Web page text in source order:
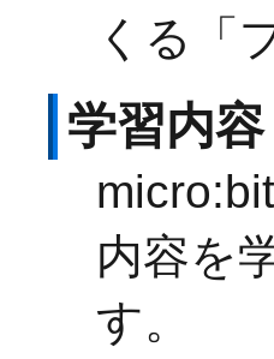
くる「
学習内容
内容を
す。